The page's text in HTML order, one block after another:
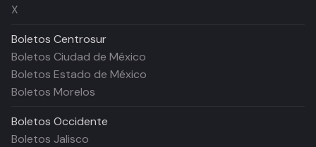
X
Boletos Centrosur
Boletos Ciudad de México
Boletos Estado de México
Boletos Morelos
Boletos Occidente
Boletos Jalisco